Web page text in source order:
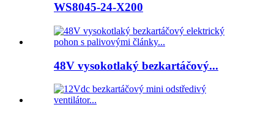
WS8045-24-X200
48V vysokotlaký bezkartáčový...